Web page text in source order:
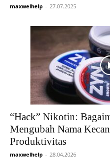
maxwelhelp - 27.07.2025
“Hack” Nikotin:
Mengubah Nama
Produktivitas
maxwelhelp - 28.04.2026